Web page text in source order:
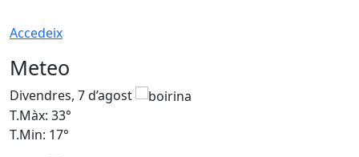
Accedeix
Meteo
Divendres, 7 d’agost
T.Màx: 33°
T.Min: 17°